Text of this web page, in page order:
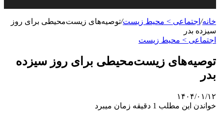
خانه/ اجتماعی > محیط زیست/توصیه‌های زیست‌محیطی برای روز
سیزده بدر
اجتماعی > محیط زیست
توصیه‌های زیست‌محیطی برای روز سیزده
بدر
۱۴۰۴/۰۱/۱۲
خواندن این مطلب 1 دقیقه زمان میبرد